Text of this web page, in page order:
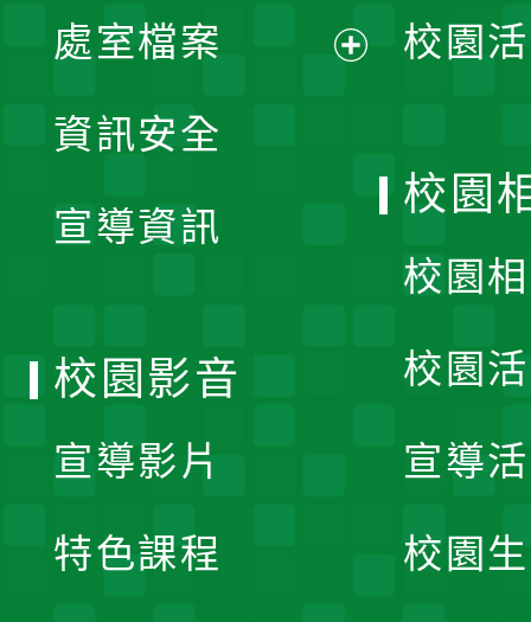
單
處室檔案
資訊安全
宣導資訊
校園
校園
校園
校園
宣導
校園
校園影音
宣導影片
特色課程